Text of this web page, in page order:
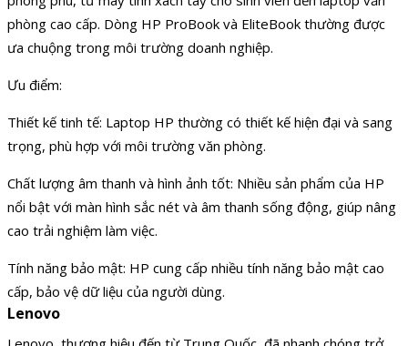
phòng cao cấp. Dòng HP ProBook và EliteBook thường được
ưa chuộng trong môi trường doanh nghiệp.
Ưu điểm:
Thiết kế tinh tế: Laptop HP thường có thiết kế hiện đại và sang
trọng, phù hợp với môi trường văn phòng.
Chất lượng âm thanh và hình ảnh tốt: Nhiều sản phẩm của HP
nổi bật với màn hình sắc nét và âm thanh sống động, giúp nâng
cao trải nghiệm làm việc.
Tính năng bảo mật: HP cung cấp nhiều tính năng bảo mật cao
cấp, bảo vệ dữ liệu của người dùng.
Lenovo